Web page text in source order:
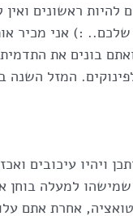
להיות ראשונים
:) אני מכיר
בונים את
המזל השנה
עיכובים
למעלה בוחן
אחרת אתם